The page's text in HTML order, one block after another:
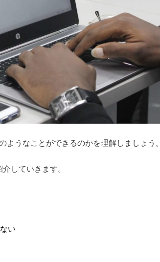
ようなことができるのかを理解しましょう。
していきます。
い